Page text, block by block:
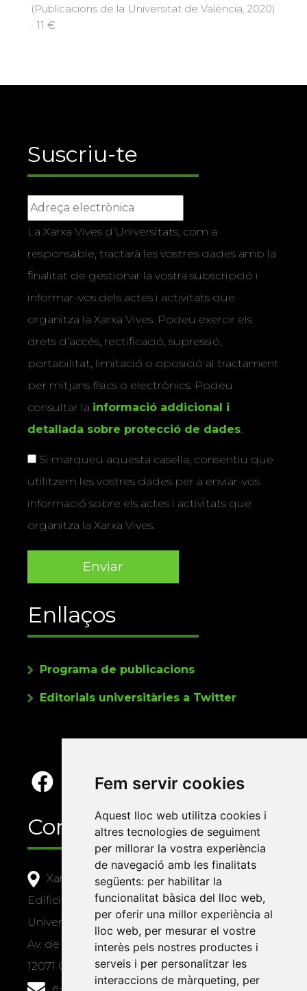
Fem servir cookies
Aquest lloc web utilitza cookies i
altres tecnologies de seguiment
per millorar la vostra experiència
de navegació amb les finalitats
següents: per habilitar la
funcionalitat bàsica del lloc web,
per oferir una millor experiència al
lloc web, per mesurar el vostre
interès pels nostres productes i
serveis i per personalitzar les
interaccions de màrqueting, per
(Publicacions de la Universitat de València, 2020)
· 11 €
Suscriu-te
La Xarxa Vives d’Universitats, com a
responsable, tractarà les vostres dades amb la
finalitat de gestionar la vostra subscripció i
informar-vos dels actes i activitats que
organitza la Xarxa Vives. Podeu exercir els
drets d’accés, rectificació, supressió,
portabilitat, limitació o oposició al tractament
per mitjans físics o electrònics. Podeu
consultar la informació addicional i
detallada sobre protecció de dades
Si marqueu aquesta casella, consentiu que
utilitzem les vostres dades per a enviar-vos
informació sobre els actes i activitats que
organitza la Xarxa Vives.
Enllaços
Programa de publicacions
Editorials universitàries a Twitter
Contacte
Xarxa Vives d'Universitats
Edifici Àgora
Universitat Jaume I, local 10
Av. de Vicent Sos Baynat, s/n
12071 Castelló de la Plana
e-buc@vives.org